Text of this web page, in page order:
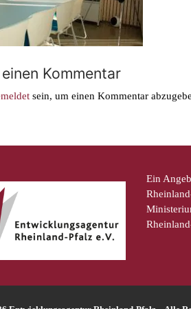
Kommentar
sein, um einen Kommentar
Ein